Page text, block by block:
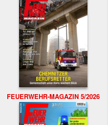
FEUERWEHR-MAGAZIN 5/2026